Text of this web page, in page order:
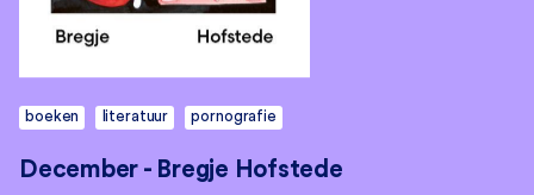
boeken literatuur pornografie
December - Bregje Hofstede